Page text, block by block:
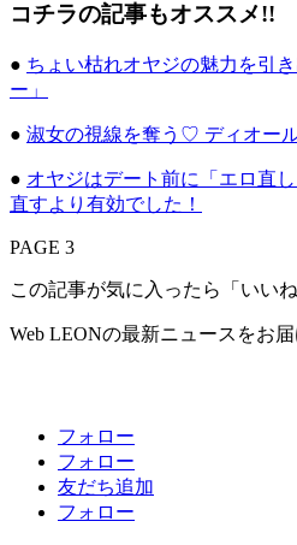
コチラの記事もオススメ!!
● ちょい枯れオヤジの魅力を引
ー」
● 淑女の視線を奪う♡ ディオー
● オヤジはデート前に「エロ直
直すより有効でした！
PAGE 3
この記事が気に入ったら「いい
Web LEONの最新ニュースをお届
フォロー
フォロー
友だち追加
フォロー